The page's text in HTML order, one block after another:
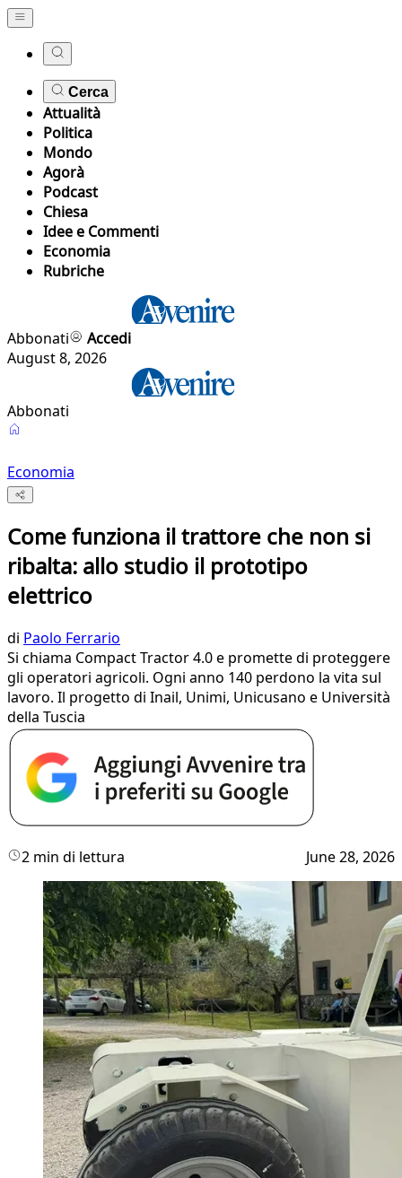
Cerca
Attualità
Politica
Mondo
Agorà
Podcast
Chiesa
Idee e Commenti
Economia
Rubriche
Abbonati
Accedi
August 8, 2026
Abbonati
Economia
Come funziona il trattore che non si
ribalta: allo studio il prototipo
elettrico
di Paolo Ferrario
Si chiama Compact Tractor 4.0 e promette di proteggere
gli operatori agricoli. Ogni anno 140 perdono la vita sul
lavoro. Il progetto di Inail, Unimi, Unicusano e Università
della Tuscia
2 min di lettura June 28, 2026